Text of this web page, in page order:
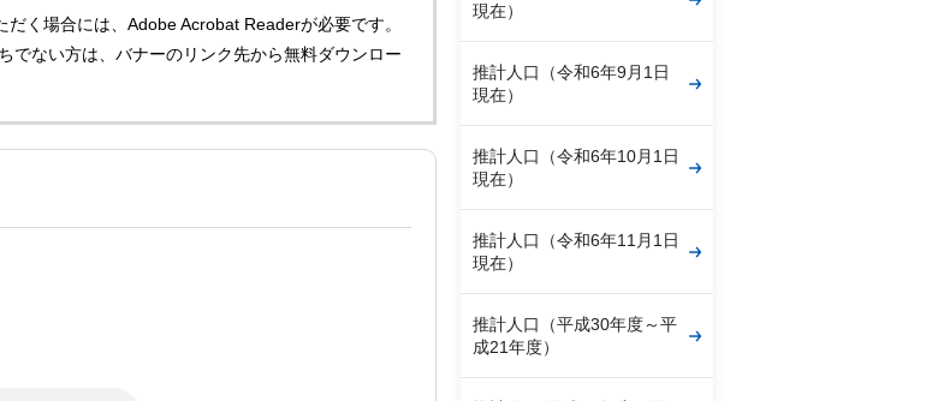
く場合には、Adobe Acrobat Readerが必要です。
でない方は、バナーのリンク先から無料ダウンロー
現在）
推計人口（令和6年9月1日
現在）
推計人口（令和6年10月1日
現在）
推計人口（令和6年11月1日
現在）
推計人口（平成30年度～平
成21年度）